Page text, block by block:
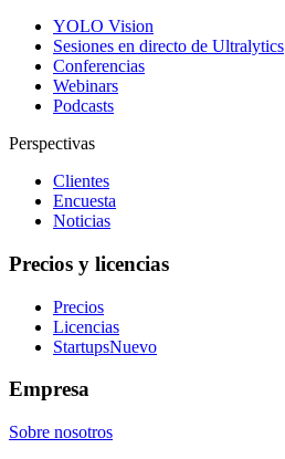
YOLO Vision
Sesiones en directo de Ultralytics
Conferencias
Webinars
Podcasts
Perspectivas
Clientes
Encuesta
Noticias
Precios y licencias
Precios
Licencias
StartupsNuevo
Empresa
Sobre nosotros